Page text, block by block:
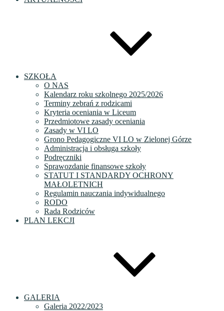
SZKOŁA
O NAS
Kalendarz roku szkolnego 2025/2026
Terminy zebrań z rodzicami
Kryteria oceniania w Liceum
Przedmiotowe zasady oceniania
Zasady w VI LO
Grono Pedagogiczne VI LO w Zielonej Górze
Administracja i obsługa szkoły
Podręczniki
Sprawozdanie finansowe szkoły
STATUT I STANDARDY OCHRONY
MAŁOLETNICH
Regulamin nauczania indywidualnego
RODO
Rada Rodziców
PLAN LEKCJI
GALERIA
Galeria 2022/2023